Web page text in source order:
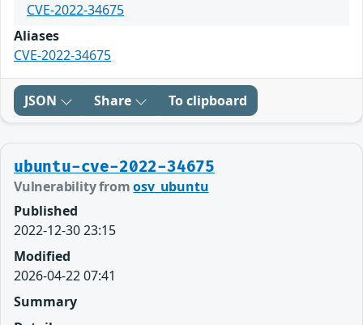
CVE-2022-34675
Aliases
CVE-2022-34675
JSON Share To clipboard
ubuntu-cve-2022-34675
Vulnerability fromosv_ubuntu
Published
2022-12-30 23:15
Modified
2026-04-22 07:41
Summary